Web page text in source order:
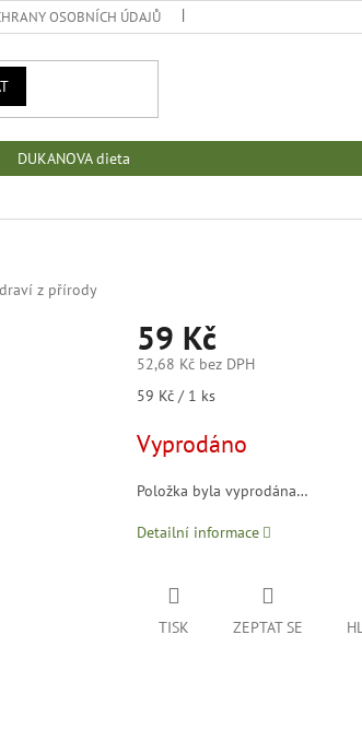
OSOBNÍCH ÚDAJŮ
DUKANOVA dieta
z přírody
59 Kč
52,68 Kč bez DPH
Měrná
59 Kč / 1 ks
Vyprodáno
Položka byla vyprodána…
Detailní informace
TISK ZEPTAT SE